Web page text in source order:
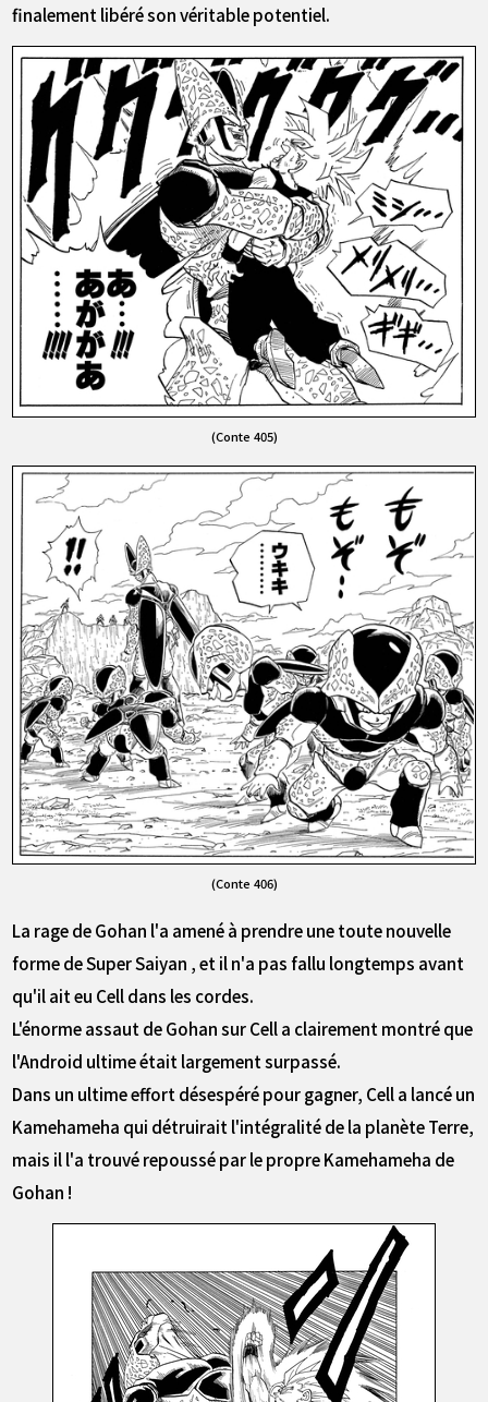
finalement libéré son véritable potentiel.
(Conte 405)
(Conte 406)
La rage de Gohan l'a amené à prendre une toute nouvelle
forme de Super Saiyan , et il n'a pas fallu longtemps avant
qu'il ait eu Cell dans les cordes.
L'énorme assaut de Gohan sur Cell a clairement montré que
l'Android ultime était largement surpassé.
Dans un ultime effort désespéré pour gagner, Cell a lancé un
Kamehameha qui détruirait l'intégralité de la planète Terre,
mais il l'a trouvé repoussé par le propre Kamehameha de
Gohan !